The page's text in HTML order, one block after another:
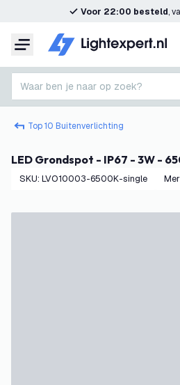
Voor 22:00 besteld,
Menu
Waar ben je naar op zoek?
Top 10 Buitenverlichting
LED Grondspot - IP67 - 3W -
SKU: LVO10003-6500K-single